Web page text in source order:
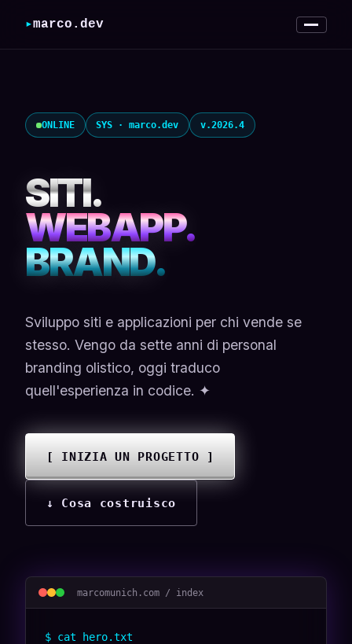
▸marco.dev
// lavori
// chi sono
// articoli
ONLINE SYS · marco.dev v.2026.4
SITI.
WEBAPP.
BRAND.
Sviluppo siti e applicazioni per chi vende se
stesso. Vengo da sette anni di personal
branding olistico, oggi traduco
quell'esperienza in codice. ✦
[ INIZIA UN PROGETTO ]
↓ Cosa costruisco
marcomunich.com / index
$ cat hero.txt